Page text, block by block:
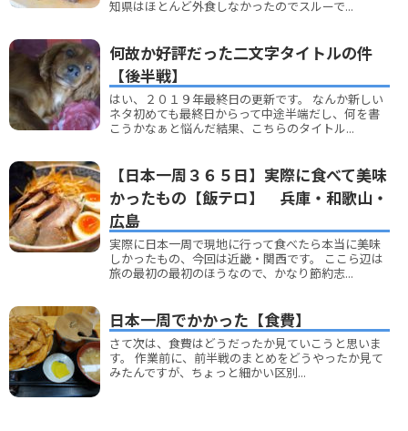
知県はほとんど外食しなかったのでスルーで...
何故か好評だった二文字タイトルの件
【後半戦】
はい、２０１９年最終日の更新です。 なんか新しい
ネタ初めても最終日からって中途半端だし、何を書
こうかなぁと悩んだ結果、こちらのタイトル...
【日本一周３６５日】実際に食べて美味
かったもの【飯テロ】 兵庫・和歌山・
広島
実際に日本一周で現地に行って食べたら本当に美味
しかったもの、今回は近畿・関西です。 ここら辺は
旅の最初の最初のほうなので、かなり節約志...
日本一周でかかった【食費】
さて次は、食費はどうだったか見ていこうと思いま
す。 作業前に、前半戦のまとめをどうやったか見て
みたんですが、ちょっと細かい区別...